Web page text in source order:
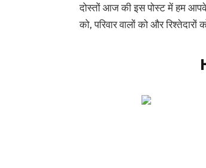
दोस्तों आज की इस पोस्ट में हम
को, परिवार वालों को और